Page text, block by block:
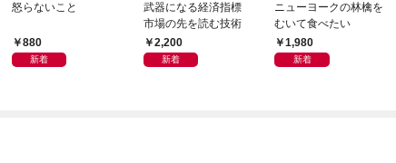
怒らないこと
880
新着
武器になる経済指標
市場の先を読む技術
2,200
新着
ニューヨークの林檎を
むいて食べたい
1,980
新着